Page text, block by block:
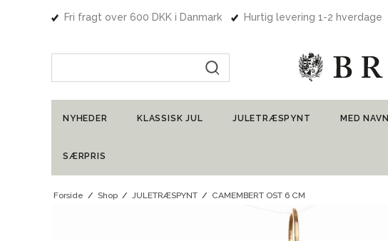
Fri fragt over 600 DKK i Danmark Hurtig levering 1-2 hverdage
NYHEDER KLASSISK JUL JULETRÆSPYNT MED NAVN
SÆRPRIS
Forside / Shop / JULETRÆSPYNT / CAMEMBERT OST 6 CM